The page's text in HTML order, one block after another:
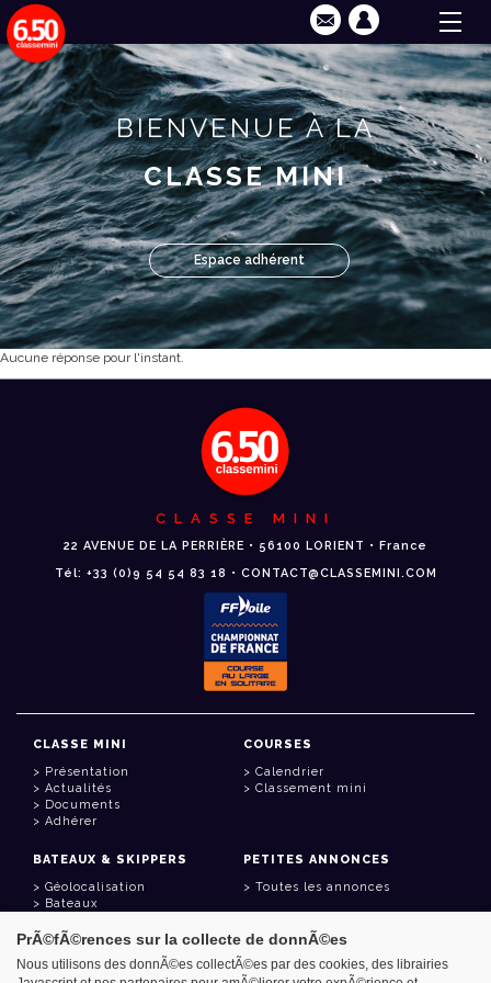
BIENVENUE À LA
CLASSE MINI
Espace adhérent
Aucune réponse pour l'instant.
CLASSE MINI
22 AVENUE DE LA PERRIÈRE • 56100 LORIENT • France
Tél: +33 (0)9 54 54 83 18 • CONTACT@CLASSEMINI.COM
CLASSE MINI
Présentation
Actualités
Documents
Adhérer
COURSES
Calendrier
Classement mini
BATEAUX & SKIPPERS
Géolocalisation
Bateaux
PETITES ANNONCES
Toutes les annonces
LIENS UTILES
PrÃ©fÃ©rences sur la collecte de donnÃ©es
Nous utilisons des donnÃ©es collectÃ©es par des cookies, des librairies